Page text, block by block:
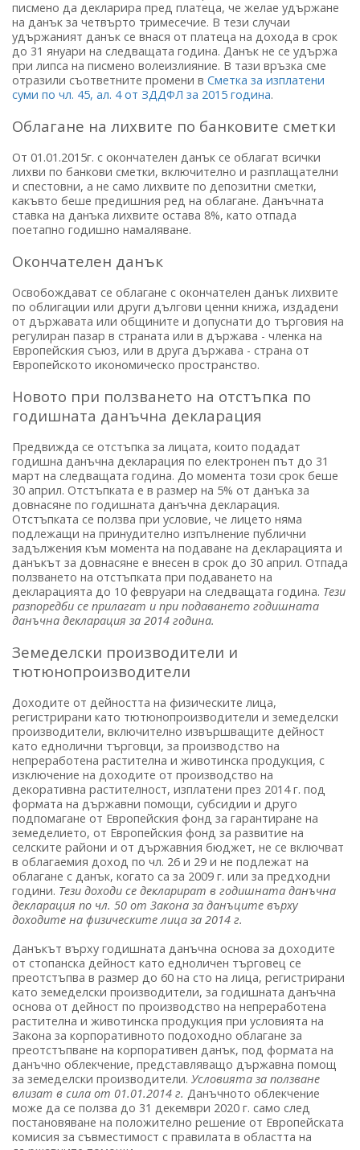
писмено да декларира пред платеца, че желае удържане
на данък за четвърто тримесечие. В тези случаи
удържаният данък се внася от платеца на дохода в срок
до 31 януари на следващата година. Данък не се удържа
при липса на писмено волеизлияние. В тази връзка сме
отразили съответните промени в Сметка за изплатени
суми по чл. 45, ал. 4 от ЗДДФЛ за 2015 година.
Облагане на лихвите по банковите сметки
От 01.01.2015г. с окончателен данък се облагат всички
лихви по банкови сметки, включително и разплащателни
и спестовни, а не само лихвите по депозитни сметки,
какъвто беше предишния ред на облагане. Данъчната
ставка на данъка лихвите остава 8%, като отпада
поетапно годишно намаляване.
Окончателен данък
Освобождават се облагане с окончателен данък лихвите
по облигации или други дългови ценни книжа, издадени
от държавата или общините и допуснати до търговия на
регулиран пазар в страната или в държава - членка на
Европейския съюз, или в друга държава - страна от
Европейското икономическо пространство.
Новото при ползването на отстъпка по
годишната данъчна декларация
Предвижда се отстъпка за лицата, които подадат
годишна данъчна декларация по електронен път до 31
март на следващата година. До момента този срок беше
30 април. Отстъпката е в размер на 5% от данъка за
довнасяне по годишната данъчна декларация.
Отстъпката се ползва при условие, че лицето няма
подлежащи на принудително изпълнение публични
задължения към момента на подаване на декларацията и
данъкът за довнасяне е внесен в срок до 30 април. Отпада
ползването на отстъпката при подаването на
декларацията до 10 февруари на следващата година. Тези
разпоредби се прилагат и при подаването годишната
данъчна декларация за 2014 година.
Земеделски производители и
тютюнопроизводители
Доходите от дейността на физическите лица,
регистрирани като тютюнопроизводители и земеделски
производители, включително извършващите дейност
като еднолични търговци, за производство на
непреработена растителна и животинска продукция, с
изключение на доходите от производство на
декоративна растителност, изплатени през 2014 г. под
формата на държавни помощи, субсидии и друго
подпомагане от Европейския фонд за гарантиране на
земеделието, от Европейския фонд за развитие на
селските райони и от държавния бюджет, не се включват
в облагаемия доход по чл. 26 и 29 и не подлежат на
облагане с данък, когато са за 2009 г. или за предходни
години. Тези доходи се декларират в годишната данъчна
декларация по чл. 50 от Закона за данъците върху
доходите на физическите лица за 2014 г.
Данъкът върху годишната данъчна основа за доходите
от стопанска дейност като едноличен търговец се
преотстъпва в размер до 60 на сто на лица, регистрирани
като земеделски производители, за годишната данъчна
основа от дейност по производство на непреработена
растителна и животинска продукция при условията на
Закона за корпоративното подоходно облагане за
преотстъпване на корпоративен данък, под формата на
данъчно облекчение, представляващо държавна помощ
за земеделски производители. Условията за ползване
влизат в сила от 01.01.2014 г. Данъчното облекчение
може да се ползва до 31 декември 2020 г. само след
постановяване на положително решение от Европейската
комисия за съвместимост с правилата в областта на